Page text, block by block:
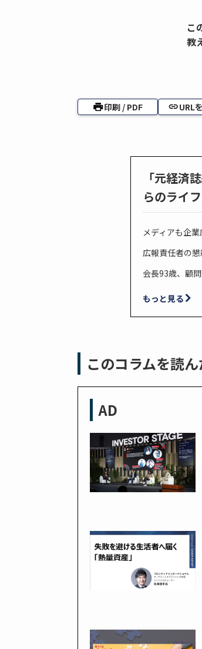
こ
教
印刷 / PDF URL
「元経済
らのライ
メディアも企
広報責任者の
会長93歳、顧
もっと見る
このコラムを読
AD